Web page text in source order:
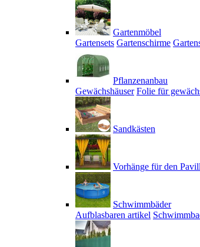
Gartenmöbel
Gartensets Gartenschirme
Pflanzenanbau
Gewächshäuser Folie für
Sandkästen
Vorhänge für den
Schwimmbäder
Aufblasbaren artikel